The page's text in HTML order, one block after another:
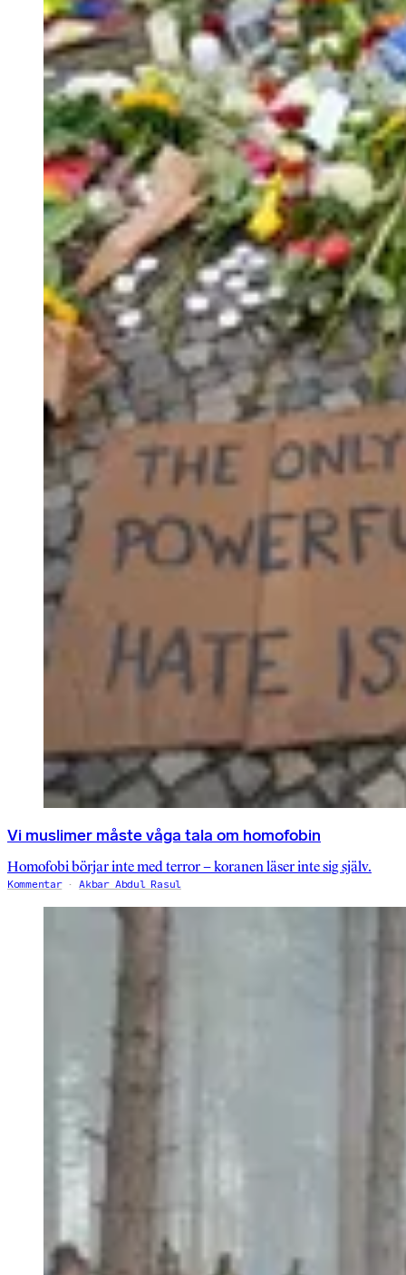
Vi muslimer måste våga tala om homofobin
Homofobi börjar inte med terror – koranen läser inte sig själv.
Kommentar Akbar Abdul Rasul